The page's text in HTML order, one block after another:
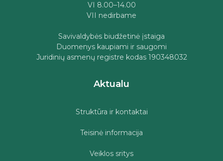
VI 8.00–14.00
VII nedirbame
Savivaldybės biudžetinė įstaiga
Duomenys kaupiami ir saugomi
Juridinių asmenų registre kodas 190348032
Aktualu
Struktūra ir kontaktai
Teisinė informacija
Veiklos sritys